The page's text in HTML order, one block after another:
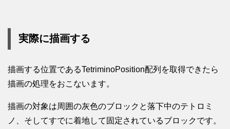
実際に描画する
描画する位置であるTetriminoPosition配列を取得できたら
描画の処理をおこないます。
描画の対象は周囲の灰色のブロックと落下中のテトロミ
ノ、そしてすでに着地して固定されているブロックです。